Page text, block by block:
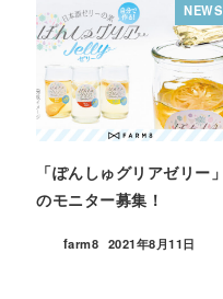
NEWS
「ぽんしゅグリアゼリー」
のモニター募集！
farm8 2021年8月11日